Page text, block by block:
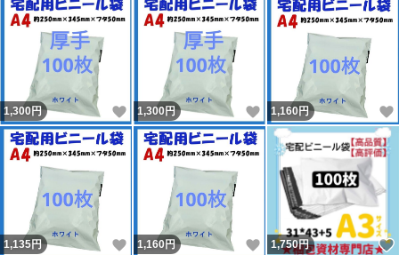
1,300円 いいね！
1,300円 いいね！
1,160円
1,135円 いいね！
1,160円 いいね！
1,750円